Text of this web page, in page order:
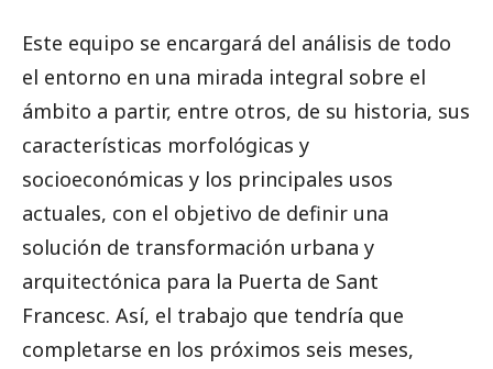
Este equipo se encargará del análisis de todo
el entorno en una mirada integral sobre el
ámbito a partir, entre otros, de su historia, sus
características morfológicas y
socioeconómicas y los principales usos
actuales, con el objetivo de definir una
solución de transformación urbana y
arquitectónica para la Puerta de Sant
Francesc. Así, el trabajo que tendría que
completarse en los próximos seis meses,